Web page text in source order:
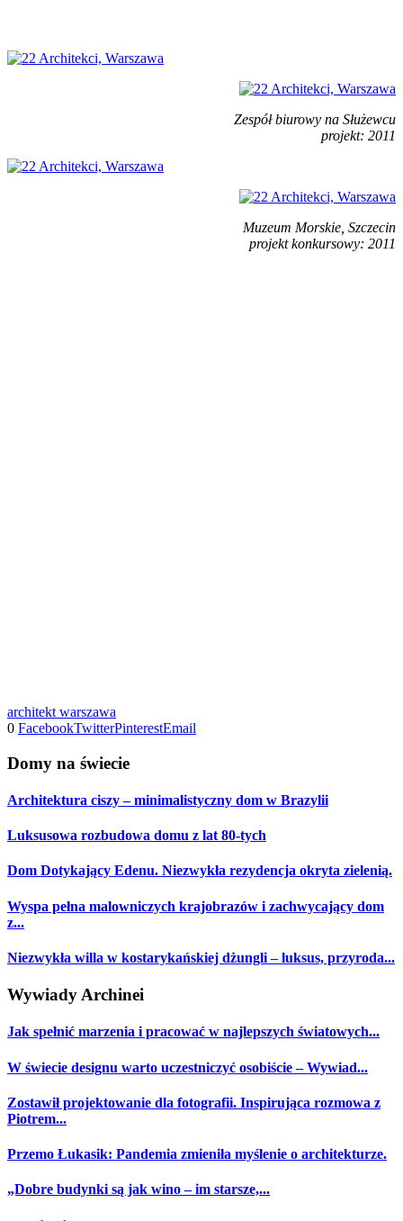
Zespół biurowy na Służewcu
projekt: 2011
Muzeum Morskie, Szczecin
projekt konkursowy: 2011
architekt warszawa
0 FacebookTwitterPinterestEmail
Domy na świecie
Architektura ciszy – minimalistyczny dom w Brazylii
Luksusowa rozbudowa domu z lat 80-tych
Dom Dotykający Edenu. Niezwykła rezydencja okryta zielenią.
Wyspa pełna malowniczych krajobrazów i zachwycający dom
z...
Niezwykła willa w kostarykańskiej dżungli – luksus, przyroda...
Wywiady Archinei
Jak spełnić marzenia i pracować w najlepszych światowych...
W świecie designu warto uczestniczyć osobiście – Wywiad...
Zostawił projektowanie dla fotografii. Inspirująca rozmowa z
Piotrem...
Przemo Łukasik: Pandemia zmieniła myślenie o architekturze.
„Dobre budynki są jak wino – im starsze,...